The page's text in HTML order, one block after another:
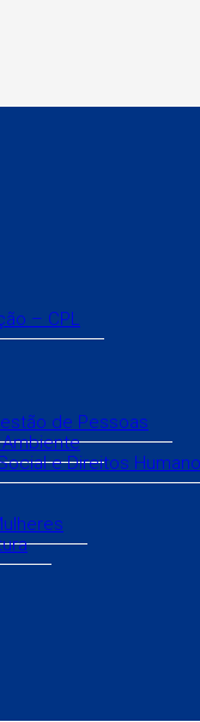
– CPL
de Pessoas
e Direitos